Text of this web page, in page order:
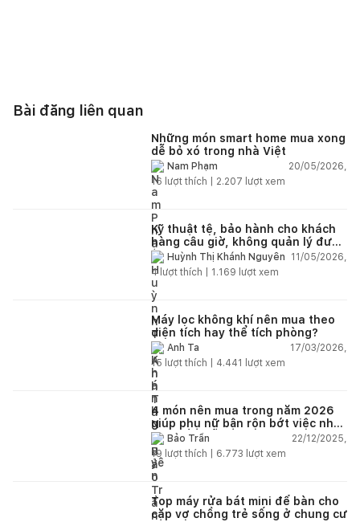
Bài đăng liên quan
Những món smart home mua xong
dễ bỏ xó trong nhà Việt
Nam Phạm
20/05/2026,
16 lượt thích | 2.207 lượt xem
Kỹ thuật tệ, bảo hành cho khách
hàng câu giờ, không quản lý được
nhân viên xây dựng của mình,
điện nhẹ, điện nước, tường quá
kém. Luôn đổ lỗi cho nhân viên.
Bảo hành quá tệ, tôi phải đợi rất
lâu mới dc bảo hành, liên hệ để
được bảo hành thì bơ khách
Huỳnh Thị Khánh Nguyên
11/05/2026,
4lượt thích | 1.169 lượt xem
Máy lọc không khí nên mua theo
diện tích hay thể tích phòng?
Anh Ta
17/03/2026,
15 lượt thích | 4.441 lượt xem
4 món nên mua trong năm 2026
giúp phụ nữ bận rộn bớt việc nhà,
nhẹ đầu mỗi ngày
Bảo Trần
22/12/2025,
19 lượt thích | 6.773 lượt xem
Top máy rửa bát mini để bàn cho
cặp vợ chồng trẻ sống ở chung cư